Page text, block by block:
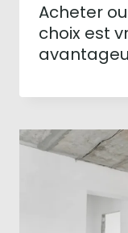
Acheter
choix est